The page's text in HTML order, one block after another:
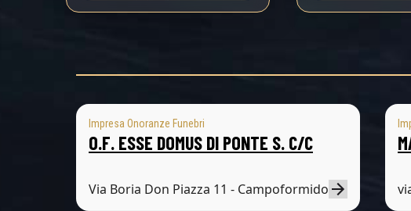
Impresa Onoranze Funebri
O.F. ESSE DOMUS DI PONTE S. C/C
Via Boria Don Piazza 11 - Campoformido